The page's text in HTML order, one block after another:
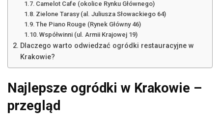
Camelot Cafe (okolice Rynku Głównego)
Zielone Tarasy (al. Juliusza Słowackiego 64)
The Piano Rouge (Rynek Główny 46)
Współwinni (ul. Armii Krajowej 19)
Dlaczego warto odwiedzać ogródki restauracyjne w
Krakowie?
Najlepsze ogródki w Krakowie –
przegląd